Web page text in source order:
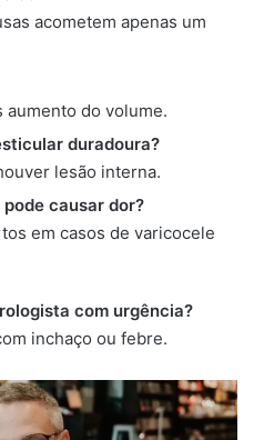
acometem apenas um
aumento do volume.
duradoura?
lesão interna.
causar dor?
em casos de varicocele
com urgência?
inchaço ou febre.